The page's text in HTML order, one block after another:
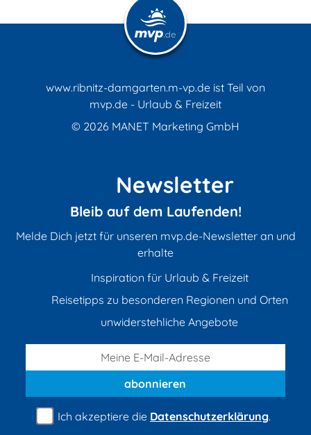
www.ribnitz-damgarten.m-vp.de ist Teil von
mvp.de - Urlaub & Freizeit
© 2026 MANET Marketing GmbH
Newsletter
Bleib auf dem Laufenden!
Melde Dich jetzt für unseren mvp.de-Newsletter an und
erhalte
Inspiration für Urlaub & Freizeit
Reisetipps zu besonderen Regionen und Orten
unwiderstehliche Angebote
abonnieren
Ich akzeptiere die Datenschutzerklärung.